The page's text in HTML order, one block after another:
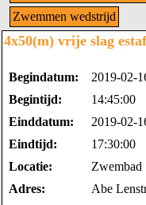
Zwemmen wedstrijd
4x50(m) vrije slag
Begindatum:
2019-02-
Begintijd:
14:45:00
Einddatum:
2019-02-
Eindtijd:
17:30:00
Locatie:
Zwembad
Adres:
Abe